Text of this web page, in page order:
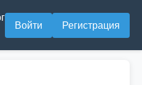
Войти Регистрация